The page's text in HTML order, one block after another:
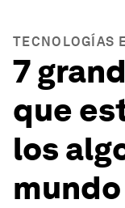
TECNOLOGÍAS
7
que
los
mundo